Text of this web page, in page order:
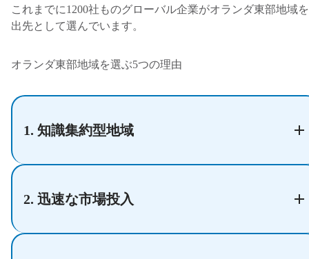
これまでに1200社ものグローバル企業がオランダ東部地域
出先として選んでいます。
オランダ東部地域を選ぶ5つの理由
1. 知識集約型地域
2. 迅速な市場投入